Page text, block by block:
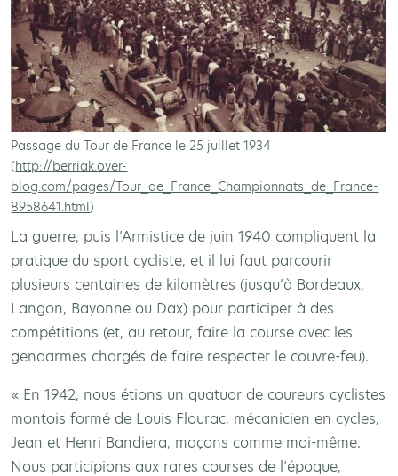
Passage du Tour de France le 25 juillet 1934
(http://berriak.over-
blog.com/pages/Tour_de_France_Championnats_de_France-
8958641.html)
La guerre, puis l’Armistice de juin 1940 compliquent la
pratique du sport cycliste, et il lui faut parcourir
plusieurs centaines de kilomètres (jusqu’à Bordeaux,
Langon, Bayonne ou Dax) pour participer à des
compétitions (et, au retour, faire la course avec les
gendarmes chargés de faire respecter le couvre-feu).
« En 1942, nous étions un quatuor de coureurs cyclistes
montois formé de Louis Flourac, mécanicien en cycles,
Jean et Henri Bandiera, maçons comme moi-même.
Nous participions aux rares courses de l’époque,